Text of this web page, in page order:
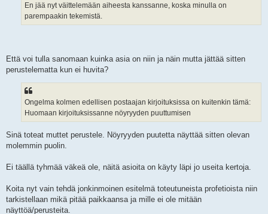
En jää nyt väittelemään aiheesta kanssanne, koska minulla on
parempaakin tekemistä.
Että voi tulla sanomaan kuinka asia on niin ja näin mutta jättää sitten
perustelematta kun ei huvita?
Ongelma kolmen edellisen postaajan kirjoituksissa on kuitenkin tämä:
Huomaan kirjoituksissanne nöyryyden puuttumisen
Sinä toteat muttet perustele. Nöyryyden puutetta näyttää sitten olevan
molemmin puolin.
Ei täällä tyhmää väkeä ole, näitä asioita on käyty läpi jo useita kertoja.
Koita nyt vain tehdä jonkinmoinen esitelmä toteutuneista profetioista niin
tarkistellaan mikä pitää paikkaansa ja mille ei ole mitään
näyttöä/perusteita.